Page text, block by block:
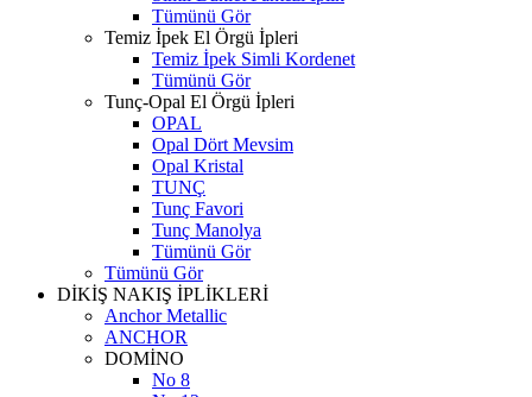
Tümünü Gör
Temiz İpek El Örgü İpleri
Temiz İpek Simli Kordenet
Tümünü Gör
Tunç-Opal El Örgü İpleri
OPAL
Opal Dört Mevsim
Opal Kristal
TUNÇ
Tunç Favori
Tunç Manolya
Tümünü Gör
Tümünü Gör
DİKİŞ NAKIŞ İPLİKLERİ
Anchor Metallic
ANCHOR
DOMİNO
No 8